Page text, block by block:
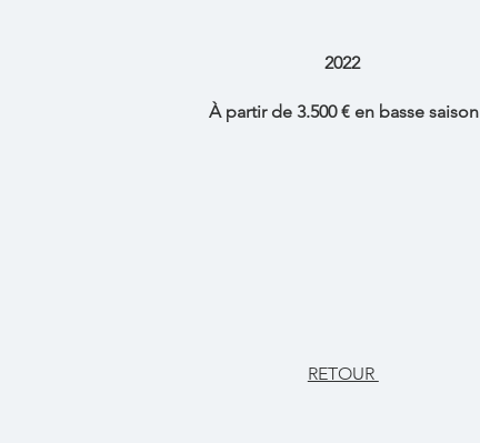
2022
À partir de 3.500 € en basse saison
RETOUR